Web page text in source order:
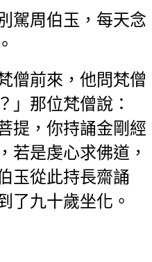
駕周伯玉，每天念
僧前來，他問梵僧
」那位梵僧說：
提，你持誦金剛經
若是虔心求佛道，
玉從此持長齋誦
了九十歲坐化。